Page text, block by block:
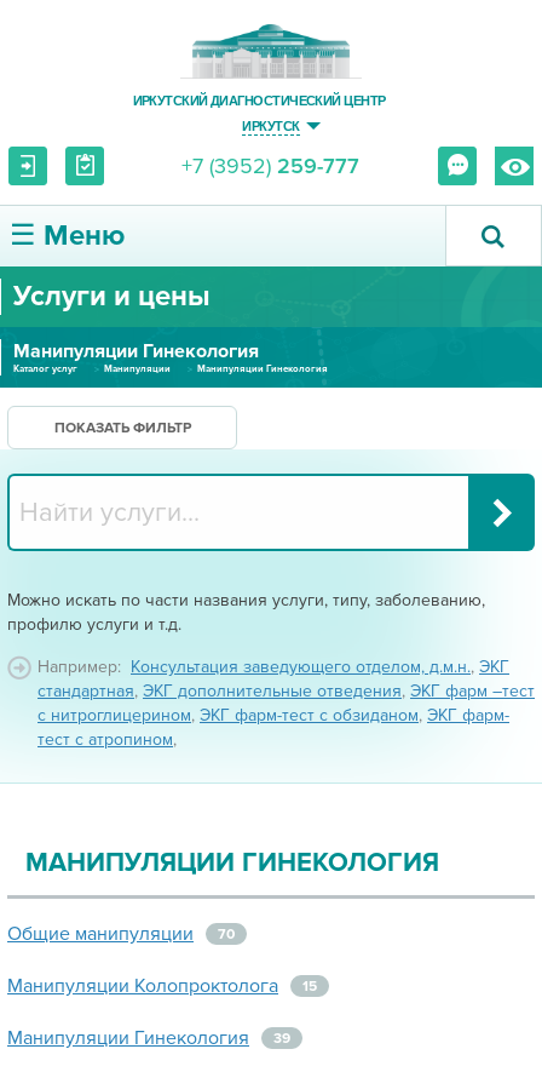
ИРКУТСКИЙ ДИАГНОСТИЧЕСКИЙ ЦЕНТР
ИРКУТСК
+7 (3952) 259-777
☰ Меню
О ЦЕНТРЕ
УСЛУГИ И ЦЕНЫ
ПАЦИЕНТУ
ВРАЧУ
Услуги и цены
Манипуляции Гинекология
Каталог услуг Манипуляции Манипуляции Гинекология
ПОКАЗАТЬ ФИЛЬТР
Можно искать по части названия услуги, типу, заболеванию,
профилю услуги и т.д.
Например: Консультация заведующего отделом, д.м.н., ЭКГ
стандартная, ЭКГ дополнительные отведения, ЭКГ фарм –тест
с нитроглицерином, ЭКГ фарм-тест с обзиданом, ЭКГ фарм-
тест с атропином,
МАНИПУЛЯЦИИ ГИНЕКОЛОГИЯ
Общие манипуляции 70
Манипуляции Колопроктолога 15
Манипуляции Гинекология 39